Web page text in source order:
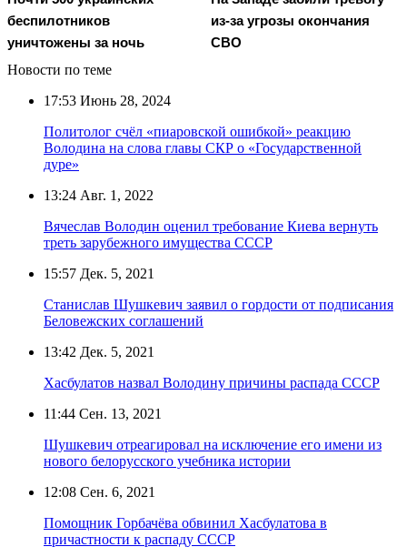
беспилотников
уничтожены за ночь
из-за угрозы окончания
СВО
Новости по теме
17:53 Июнь 28, 2024
Политолог счёл «пиаровской ошибкой» реакцию
Володина на слова главы СКР о «Государственной
дуре»
13:24 Авг. 1, 2022
Вячеслав Володин оценил требование Киева вернуть
треть зарубежного имущества СССР
15:57 Дек. 5, 2021
Станислав Шушкевич заявил о гордости от подписания
Беловежских соглашений
13:42 Дек. 5, 2021
Хасбулатов назвал Володину причины распада СССР
11:44 Сен. 13, 2021
Шушкевич отреагировал на исключение его имени из
нового белорусского учебника истории
12:08 Сен. 6, 2021
Помощник Горбачёва обвинил Хасбулатова в
причастности к распаду СССР